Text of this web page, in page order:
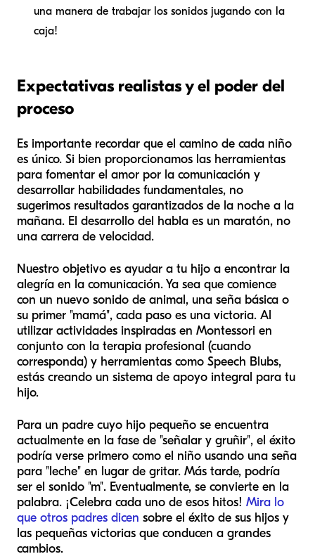
una manera de trabajar los sonidos jugando con la
caja!
Expectativas realistas y el poder del
proceso
Es importante recordar que el camino de cada niño
es único. Si bien proporcionamos las herramientas
para fomentar el amor por la comunicación y
desarrollar habilidades fundamentales, no
sugerimos resultados garantizados de la noche a la
mañana. El desarrollo del habla es un maratón, no
una carrera de velocidad.
Nuestro objetivo es ayudar a tu hijo a encontrar la
alegría en la comunicación. Ya sea que comience
con un nuevo sonido de animal, una seña básica o
su primer "mamá", cada paso es una victoria. Al
utilizar actividades inspiradas en Montessori en
conjunto con la terapia profesional (cuando
corresponda) y herramientas como Speech Blubs,
estás creando un sistema de apoyo integral para tu
hijo.
Para un padre cuyo hijo pequeño se encuentra
actualmente en la fase de "señalar y gruñir", el éxito
podría verse primero como el niño usando una seña
para "leche" en lugar de gritar. Más tarde, podría
ser el sonido "m". Eventualmente, se convierte en la
palabra. ¡Celebra cada uno de esos hitos! Mira lo
que otros padres dicen sobre el éxito de sus hijos y
las pequeñas victorias que conducen a grandes
cambios.